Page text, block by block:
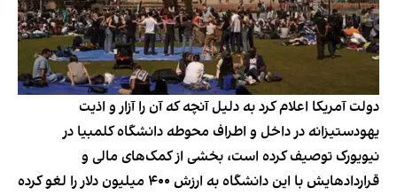
دولت آمریکا اعلام کرد به دلیل آنچه که آن را آزار و اذیت
یهودستیزانه در داخل و اطراف محوطه دانشگاه کلمبیا در
نیویورک توصیف کرده است، بخشی از کمک‌های مالی و
قراردادهایش با این دانشگاه به ارزش ۴۰۰ میلیون دلار را لغو کرده